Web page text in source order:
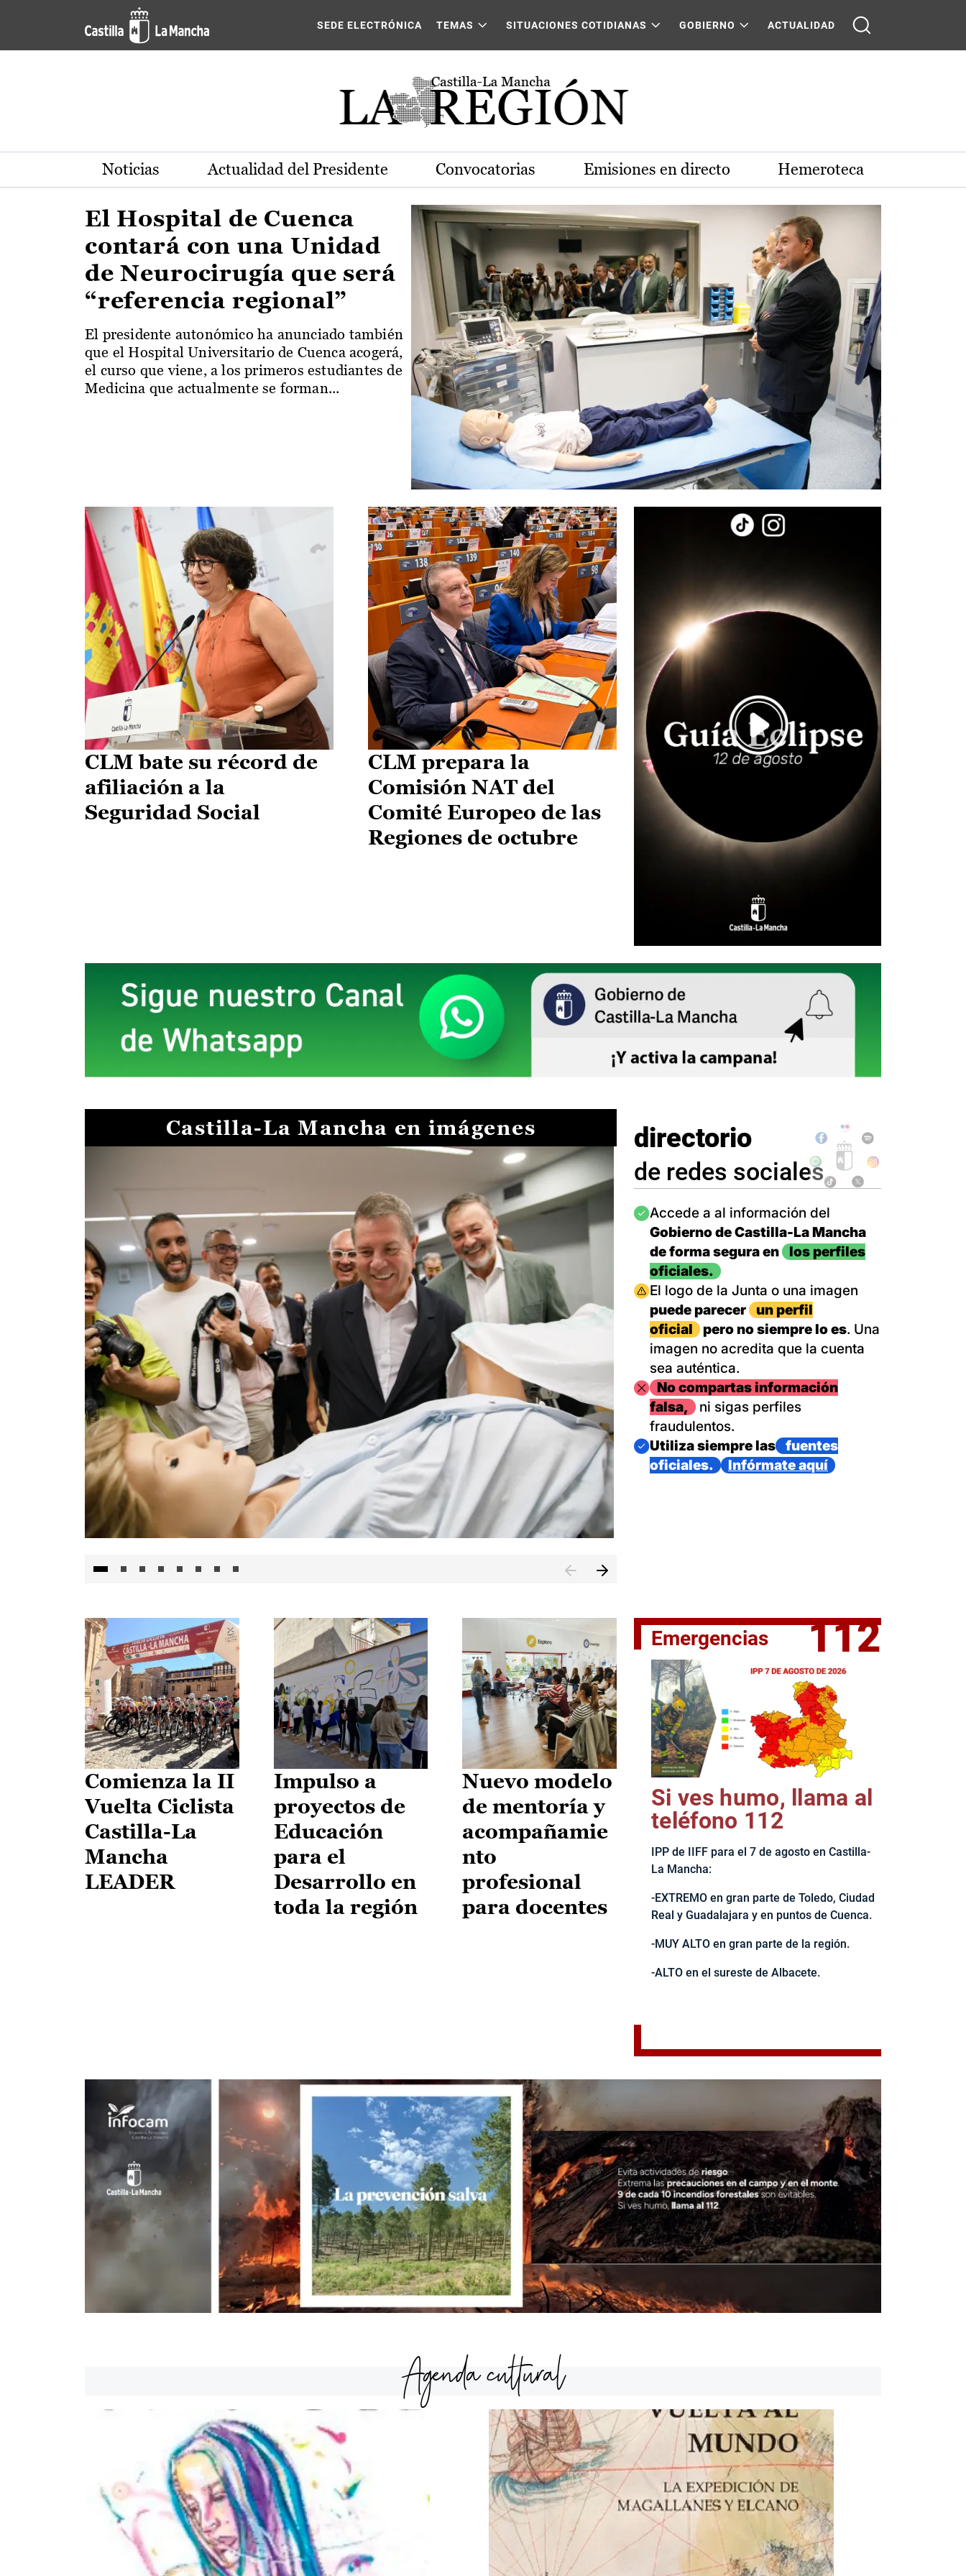
Pasar al contenido principal
Actualidad de la región de Castilla-La Mancha
SEDE ELECTRÓNICA TEMAS SITUACIONES COTIDIANAS GOBIERNO ACTUALIDAD
Noticias Actualidad del Presidente Convocatorias Emisiones en directo Hemeroteca
El Hospital de Cuenca
contará con una Unidad
de Neurocirugía que será
“referencia regional”
El presidente autonómico ha anunciado también
que el Hospital Universitario de Cuenca acogerá,
el curso que viene, a los primeros estudiantes de
Medicina que actualmente se forman...
CLM bate su récord de
afiliación a la
Seguridad Social
CLM prepara la
Comisión NAT del
Comité Europeo de las
Regiones de octubre
Castilla-La Mancha en imágenes
El jefe del Ejecutivo castellanomanchego, Emiliano García-
directorio
de redes sociales
Imagen
Accede a al información del
Gobierno de Castilla-La Mancha
de forma segura en
los perfiles
oficiales.
Imagen
El logo de la Junta o una imagen
puede parecer
un perfil
oficial
pero no siempre lo es. Una
imagen no acredita que la cuenta
sea auténtica.
ImagenNo compartas información
falsa,
ni sigas perfiles
fraudulentos.
Imagen
Utiliza siempre las
fuentes
oficiales.
Infórmate aquí
Comienza la II
Vuelta Ciclista
Castilla-La
Mancha
LEADER
Impulso a
proyectos de
Educación
para el
Desarrollo en
toda la región
Nuevo modelo
de mentoría y
acompañamie
nto
profesional
para docentes
Emergencias 112
Si ves humo, llama al
teléfono 112
IPP de IIFF para el 7 de agosto en Castilla-
La Mancha:
-EXTREMO en gran parte de Toledo, Ciudad
Real y Guadalajara y en puntos de Cuenca.
-MUY ALTO en gran parte de la región.
-ALTO en el sureste de Albacete.
Agenda cultural